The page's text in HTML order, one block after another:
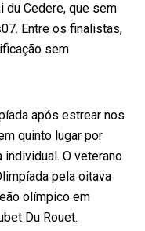
du Cedere, que sem
Entre os finalistas,
sem
após estrear nos
quinto lugar por
O veterano
pela oitava
olímpico em
Du Rouet.